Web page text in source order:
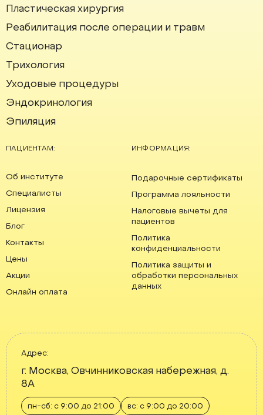
Пластическая хирургия
Реабилитация после операции и травм
Стационар
Трихология
Уходовые процедуры
Эндокринология
Эпиляция
ПАЦИЕНТАМ:
Об институте
Специалисты
Лицензия
Блог
Контакты
Цены
Акции
Онлайн оплата
ИНФОРМАЦИЯ:
Подарочные сертификаты
Программа лояльности
Налоговые вычеты для
пациентов
Политика
конфиденциальности
Политика защиты и
обработки персональных
данных
Адрес:
г. Москва, Овчинниковская набережная, д.
8А
пн-сб: с 9:00 до 21:00 вс: с 9:00 до 20:00